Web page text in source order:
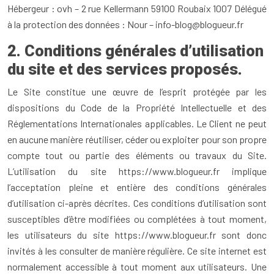
Hébergeur : ovh – 2 rue Kellermann 59100 Roubaix 1007 Délégué
à la protection des données : Nour – info-blog@blogueur.fr
2. Conditions générales d’utilisation
du site et des services proposés.
Le Site constitue une œuvre de l’esprit protégée par les
dispositions du Code de la Propriété Intellectuelle et des
Réglementations Internationales applicables. Le Client ne peut
en aucune manière réutiliser, céder ou exploiter pour son propre
compte tout ou partie des éléments ou travaux du Site.
L’utilisation du site https://www.blogueur.fr implique
l’acceptation pleine et entière des conditions générales
d’utilisation ci-après décrites. Ces conditions d’utilisation sont
susceptibles d’être modifiées ou complétées à tout moment,
les utilisateurs du site https://www.blogueur.fr sont donc
invités à les consulter de manière régulière. Ce site internet est
normalement accessible à tout moment aux utilisateurs. Une